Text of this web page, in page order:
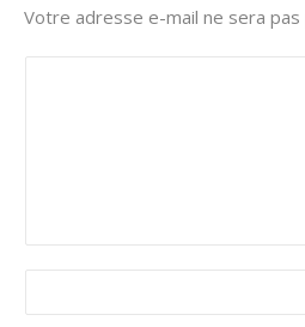
Votre adresse e-mail ne sera pas